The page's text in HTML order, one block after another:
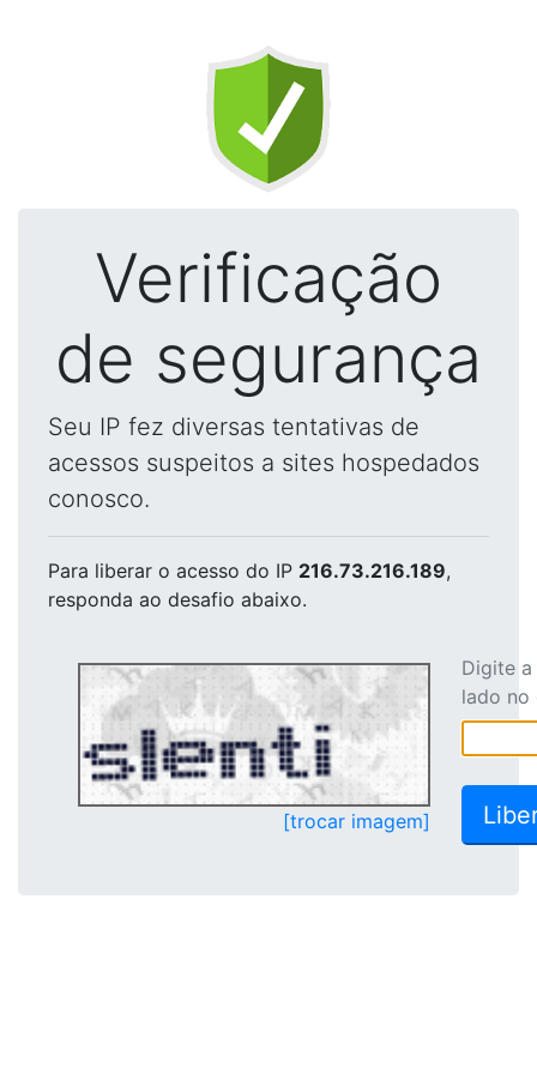
Verificação
de segurança
Seu IP fez diversas tentativas de
acessos suspeitos a sites hospedados
conosco.
Para liberar o acesso do IP 216.73.216.189,
responda ao desafio abaixo.
[trocar imagem]
Digite
lado no